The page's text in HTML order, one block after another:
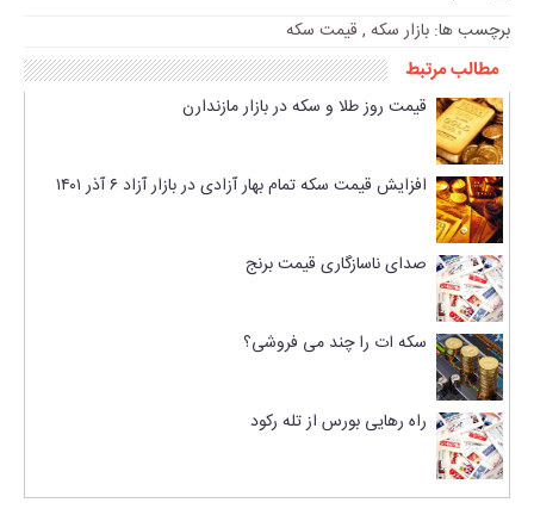
بازار سکه,قیمت سکه
قیمت روز طلا و سکه در بازار مازندارن
افزایش قیمت سکه تمام بهار آزادی در بازار آزاد ۶ آذر ۱۴۰۱
صدای ناسازگاری قیمت برنج
سکه ات را چند می فروشی؟
راه رهایی بورس از تله رکود